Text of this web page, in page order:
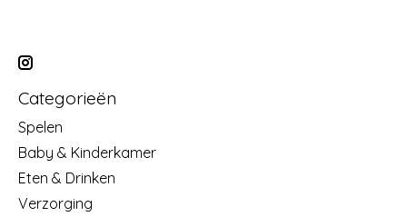
Categorieën
Spelen
Baby & Kinderkamer
Eten & Drinken
Verzorging